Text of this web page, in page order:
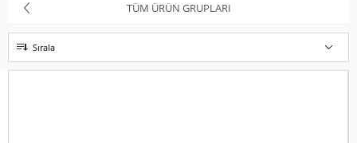
TÜM ÜRÜN GRUPLARI
Sırala